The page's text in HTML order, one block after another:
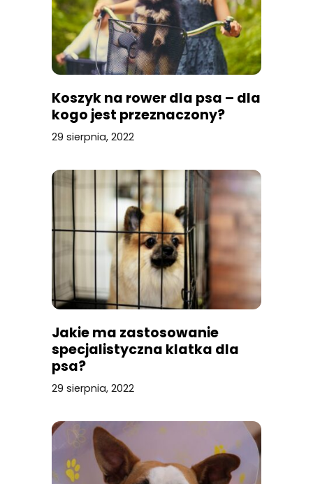
Koszyk na rower dla psa – dla
kogo jest przeznaczony?
29 sierpnia, 2022
Jakie ma zastosowanie
specjalistyczna klatka dla
psa?
29 sierpnia, 2022